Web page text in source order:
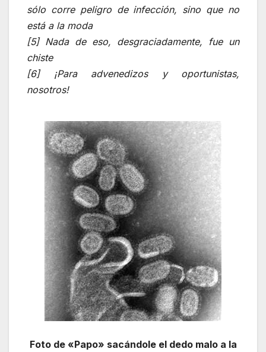
sólo corre peligro de infección, sino que no
está a la moda
[5] Nada de eso, desgraciadamente, fue un
chiste
[6] ¡Para advenedizos y oportunistas,
nosotros!
Foto de «Papo» sacándole el dedo malo a la